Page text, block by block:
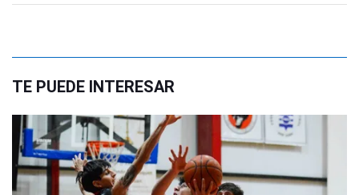
TE PUEDE INTERESAR